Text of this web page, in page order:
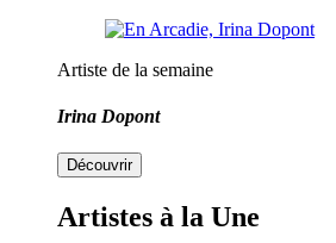
Artiste de la semaine
Irina Dopont
Découvrir
Artistes à la Une